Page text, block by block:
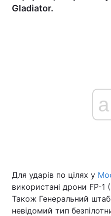
Gladiator.
Для ударів по цілях у
використані дрони FP-1
Також Генеральний
невідомий тип